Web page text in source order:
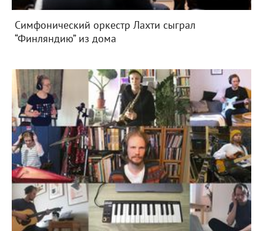
Симфонический оркестр Лахти сыграл
“Финляндию” из дома